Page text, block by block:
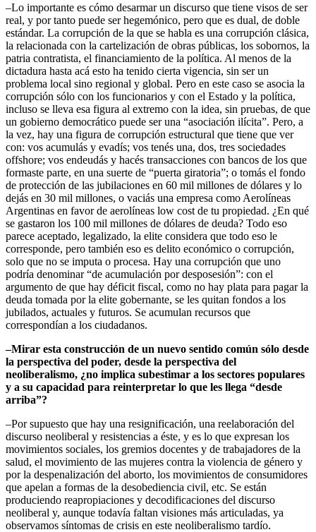
–Lo importante es cómo desarmar un discurso que tiene visos de ser
real, y por tanto puede ser hegemónico, pero que es dual, de doble
estándar. La corrupción de la que se habla es una corrupción clásica,
la relacionada con la cartelización de obras públicas, los sobornos, la
patria contratista, el financiamiento de la política. Al menos de la
dictadura hasta acá esto ha tenido cierta vigencia, sin ser un
problema local sino regional y global. Pero en este caso se asocia la
corrupción sólo con los funcionarios y con el Estado y la política,
incluso se lleva esa figura al extremo con la idea, sin pruebas, de que
un gobierno democrático puede ser una “asociación ilícita”. Pero, a
la vez, hay una figura de corrupción estructural que tiene que ver
con: vos acumulás y evadís; vos tenés una, dos, tres sociedades
offshore; vos endeudás y hacés transacciones con bancos de los que
formaste parte, en una suerte de “puerta giratoria”; o tomás el fondo
de protección de las jubilaciones en 60 mil millones de dólares y lo
dejás en 30 mil millones, o vaciás una empresa como Aerolíneas
Argentinas en favor de aerolíneas low cost de tu propiedad. ¿En qué
se gastaron los 100 mil millones de dólares de deuda? Todo eso
parece aceptado, legalizado, la elite considera que todo eso le
corresponde, pero también eso es delito económico o corrupción,
solo que no se imputa o procesa. Hay una corrupción que uno
podría denominar “de acumulación por desposesión”: con el
argumento de que hay déficit fiscal, como no hay plata para pagar la
deuda tomada por la elite gobernante, se les quitan fondos a los
jubilados, actuales y futuros. Se acumulan recursos que
correspondían a los ciudadanos.
–Mirar esta construcción de un nuevo sentido común sólo desde
la perspectiva del poder, desde la perspectiva del
neoliberalismo, ¿no implica subestimar a los sectores populares
y a su capacidad para reinterpretar lo que les llega “desde
arriba”?
–Por supuesto que hay una resignificación, una reelaboración del
discurso neoliberal y resistencias a éste, y es lo que expresan los
movimientos sociales, los gremios docentes y de trabajadores de la
salud, el movimiento de las mujeres contra la violencia de género y
por la despenalización del aborto, los movimientos de consumidores
que apelan a formas de la desobediencia civil, etc. Se están
produciendo reapropiaciones y decodificaciones del discurso
neoliberal y, aunque todavía faltan visiones más articuladas, ya
observamos síntomas de crisis en este neoliberalismo tardío.